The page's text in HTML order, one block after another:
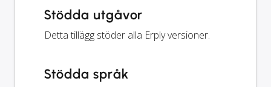
Stödda utgåvor
Detta tillägg stöder alla Erply versioner.
Stödda språk